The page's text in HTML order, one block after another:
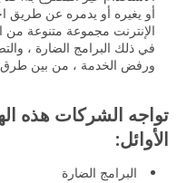
أو يغيره أو يدمره عن
الإنترنت مجموعة متنوعة من
في ذلك البرامج الضارة ،
ورفض الخدمة ، من بين
تواجه الشركات هذه
الأوائل:
البرامج الضارة